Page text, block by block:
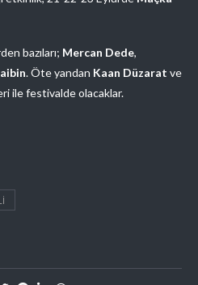
bazıları; Mercan Dede,
. Öte yandan Kaan Düzarat ve
ile festivalde olacaklar.